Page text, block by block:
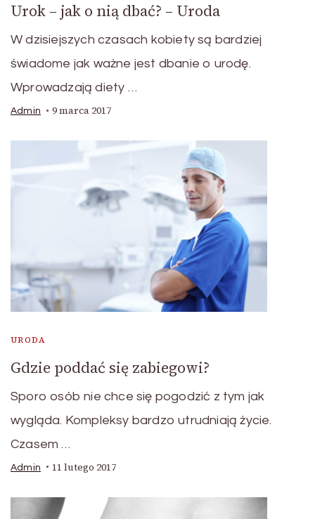
Urok – jak o nią dbać? – Uroda
W dzisiejszych czasach kobiety są bardziej
świadome jak ważne jest dbanie o urodę.
Wprowadzają diety …
Admin 9 marca 2017
URODA
Gdzie poddać się zabiegowi?
Sporo osób nie chce się pogodzić z tym jak
wygląda. Kompleksy bardzo utrudniają życie.
Czasem …
Admin 11 lutego 2017